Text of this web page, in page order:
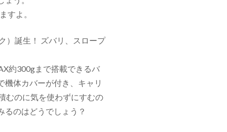
すよ。
）誕生！ ズバリ、スロープ
約300gまで搭載できるバ
体カバーが付き、キャリ
むのに気を使わずにすむの
るのはどうでしょう？